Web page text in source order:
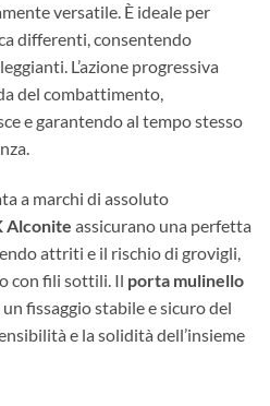
versatile. È ideale per
differenti, consentendo
L’azione progressiva
del combattimento,
e garantendo al tempo stesso
a marchi di assoluto
Alconite assicurano una perfetta
attriti e il rischio di grovigli,
con fili sottili. Il porta mulinello
fissaggio stabile e sicuro del
e la solidità dell’insieme